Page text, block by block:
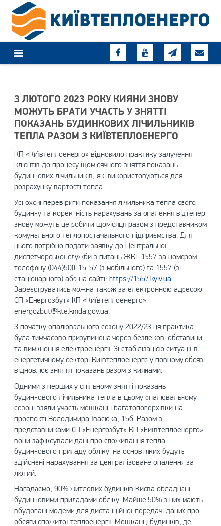
content
З ЛЮТОГО 2023 РОКУ КИЯНИ ЗНОВУ
МОЖУТЬ БРАТИ УЧАСТЬ У ЗНЯТТІ
ПОКАЗАНЬ БУДИНКОВИХ ЛІЧИЛЬНИКІВ
ТЕПЛА РАЗОМ З КИЇВТЕПЛОЕНЕРГО
КП «Київтеплоенерго» відновило практику залучення
клієнтів до процесу щомісячного зняття показань
будинкових лічильників, які використовуються для
розрахунку вартості тепла.
Усі охочі перевірити показання лічильника тепла свого
будинку та коректність нарахувань за опалення відтепер
знову можуть це робити щомісяця разом з представником
комунального теплопостачального підприємства. Для
цього потрібно подати заявку до Центральної
диспетчерської служби з питань ЖКГ 1557 за номером
телефону (044)500-15-57 (з мобільного) та 1557 (зі
стаціонарного) або на сайті: https://1557.kyiv.ua
Зареєструватись можна також за електронною адресою
СП «Енергозбут» КП «Київтеплоенерго» –
energozbut@kte.kmda.gov.ua
З початку опалювального сезону 2022/23 ця практика
була тимчасово призупинена через безпекові обставини
та вимкнення електроенергії. Зі стабілізацією ситуації в
енергетичному секторі Київтеплоенерго у повному обсязі
відновлює зняття показань разом з киянами.
Одними з перших у спільному знятті показань
будинкового лічильника тепла в цьому опалювальному
сезоні взяли участь мешканці багатоповерхівки на
проспекті Володимира Івасюка, 15б. Разом з
представниками СП «Енергозбут» КП «Київтеплоенерго»
вони зафіксували дані про споживання тепла
будинкового приладу обліку, на основі яких будуть
здійснені нарахування за централізоване опалення за
лютий.
Нагадаємо, 90% житлових будинків Києва обладнані
будинковими приладами обліку. Майже 50% з них мають
вбудовані модеми для дистанційної передачі даних про
обсяги спожитої теплоенергії. Мешканці будинків, де